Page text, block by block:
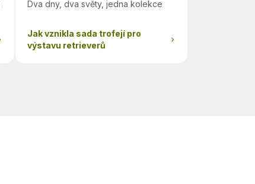
Dva dny, dva světy, jedna kolekce
Jak vznikla sada trofejí pro
výstavu retrieverů